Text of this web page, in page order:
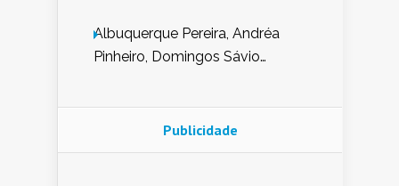
Albuquerque Pereira, Andréa
Pinheiro, Domingos Sávio
Nunes de Sena, Fátima Peixoto,
Glória Pereira, Kátia Mesel,
Publicidade